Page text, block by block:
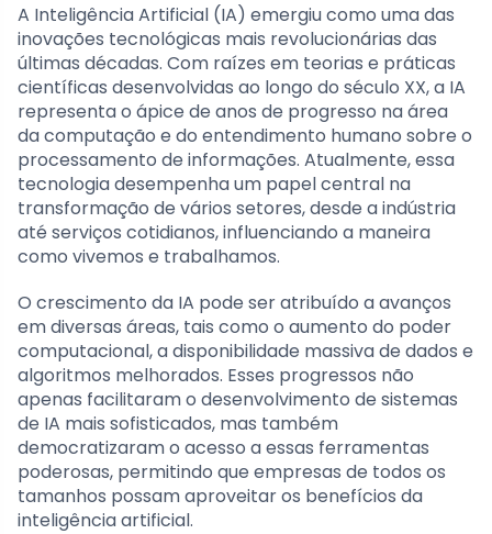
A Inteligência Artificial (IA) emergiu como uma das
inovações tecnológicas mais revolucionárias das
últimas décadas. Com raízes em teorias e práticas
científicas desenvolvidas ao longo do século XX, a IA
representa o ápice de anos de progresso na área
da computação e do entendimento humano sobre o
processamento de informações. Atualmente, essa
tecnologia desempenha um papel central na
transformação de vários setores, desde a indústria
até serviços cotidianos, influenciando a maneira
como vivemos e trabalhamos.
O crescimento da IA pode ser atribuído a avanços
em diversas áreas, tais como o aumento do poder
computacional, a disponibilidade massiva de dados e
algoritmos melhorados. Esses progressos não
apenas facilitaram o desenvolvimento de sistemas
de IA mais sofisticados, mas também
democratizaram o acesso a essas ferramentas
poderosas, permitindo que empresas de todos os
tamanhos possam aproveitar os benefícios da
inteligência artificial.